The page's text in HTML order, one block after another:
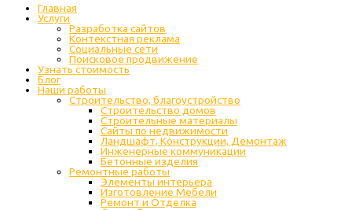
Главная
Услуги
Разработка сайтов
Контекстная реклама
Социальные сети
Поисковое продвижение
Узнать стоимость
Блог
Наши работы
Строительство, благоустройство
Строительство домов
Строительные материалы
Сайты по недвижимости
Ландшафт, Конструкции, Демонтаж
Инженерные коммуникации
Бетонные изделия
Ремонтные работы
Элементы интерьера
Изготовление Мебели
Ремонт и Отделка